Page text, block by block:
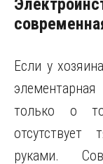
Если у
только о
руками.